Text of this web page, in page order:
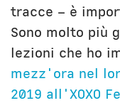
tracce – è
Sono molto più
lezioni che ho
mezz'ora nel
2019 all'XOXO